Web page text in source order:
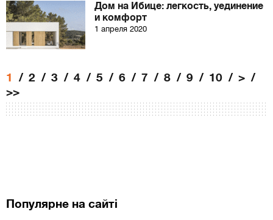
Дом на Ибице: легкость, уединение
и комфорт
1 апреля 2020
1 2 3 4 5 6 7 8 9 10
>
>>
Популярне на сайті